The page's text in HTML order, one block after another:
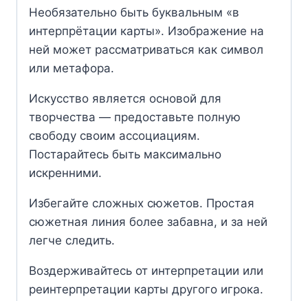
Необязательно быть буквальным «в
интерпрётации карты». Изображение на
ней может рассматриваться как символ
или метафора.
Искусство является основой для
творчества — предоставьте полную
свободу своим ассоциациям.
Постарайтесь быть максимально
искренними.
Избегайте сложных сюжетов. Простая
сюжетная линия более забавна, и за ней
легче следить.
Воздерживайтесь от интерпретации или
реинтерпретации карты другого игрока.